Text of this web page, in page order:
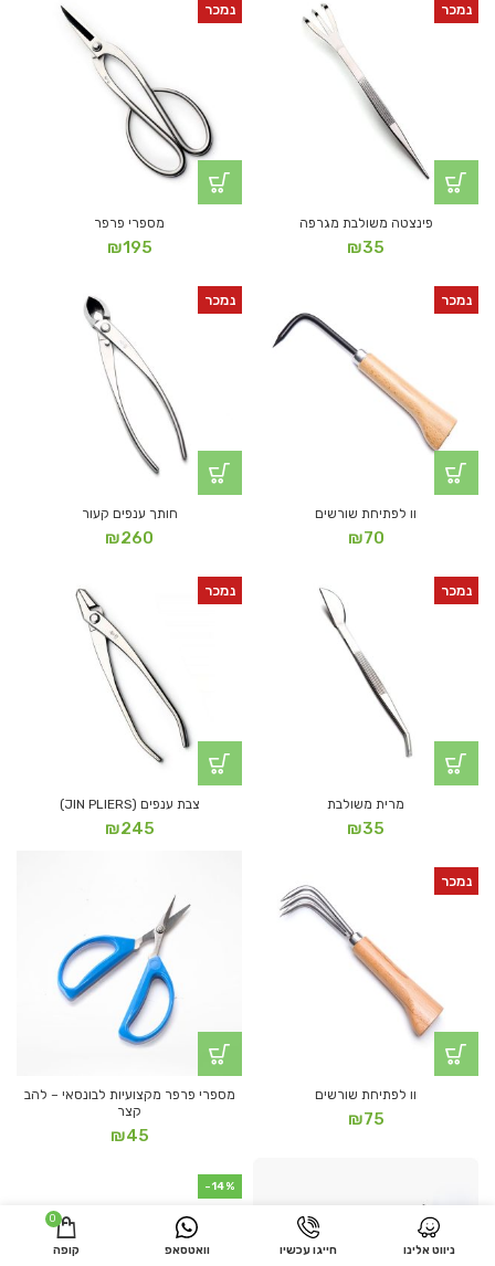
נמכר
פינצטה משולבת מגרפה
₪35
נמכר
מספרי פרפר
₪195
נמכר
וו לפתיחת שורשים
₪70
נמכר
חותך ענפים קעור
₪260
נמכר
מרית משולבת
₪35
נמכר
צבת ענפים (JIN PLIERS)
₪245
נמכר
וו לפתיחת שורשים
₪75
מספרי פרפר מקצועיות לבונסאי – להב
קצר
₪45
-14%
ניווט אלינו חייגו עכשיו וואטסאפ
0
קופה